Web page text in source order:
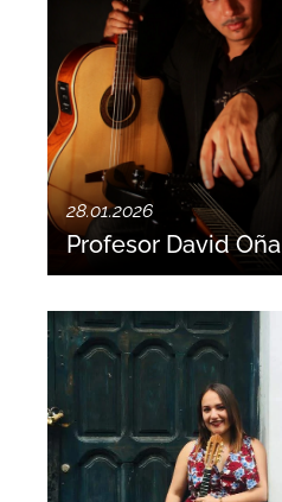
28.01.2026
Profesor David Oña